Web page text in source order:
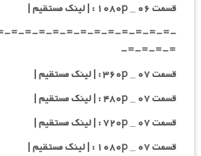
قسمت ۰۶ _ ۱۰۸۰p : | لینک مستقیم |
=-=-=-=-=-=-=-=-=-=-=-=-
=-=-=-=-
قسمت ۰۷ _ ۳۶۰p : | لینک مستقیم |
قسمت ۰۷ _ ۴۸۰p : | لینک مستقیم |
قسمت ۰۷ _ ۷۲۰p : | لینک مستقیم |
قسمت ۰۷ _ ۱۰۸۰p : | لینک مستقیم |